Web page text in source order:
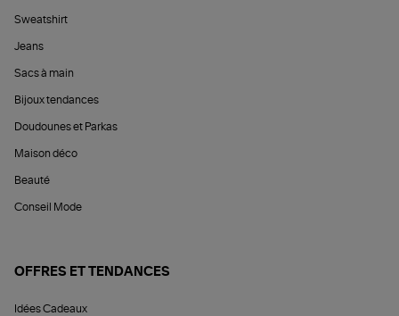
Sweatshirt
Jeans
Sacs à main
Bijoux tendances
Doudounes et Parkas
Maison déco
Beauté
Conseil Mode
OFFRES ET TENDANCES
Idées Cadeaux